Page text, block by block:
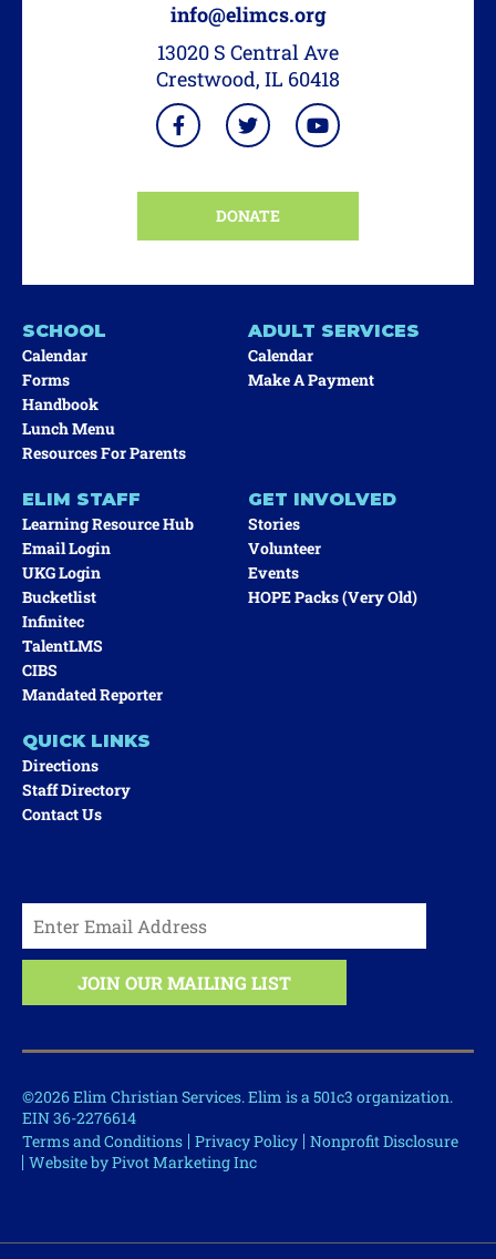
SCHOOL
Calendar
Forms
Handbook
Lunch Menu
Resources For Parents
ADULT SERVICES
Calendar
Make A Payment
ELIM STAFF
Learning Resource Hub
Email Login
UKG Login
Bucketlist
Infinitec
TalentLMS
CIBS
Mandated Reporter
GET INVOLVED
Stories
Volunteer
Events
HOPE Packs (very Old)
QUICK LINKS
Directions
Staff Directory
Contact Us
©2026 Elim Christian Services. Elim is a 501c3 organization.
EIN 36-2276614
Terms and Conditions Privacy Policy Nonprofit Disclosure
Website by Pivot Marketing Inc
info@elimcs.org
13020 S Central Ave
Crestwood, IL 60418
DONATE